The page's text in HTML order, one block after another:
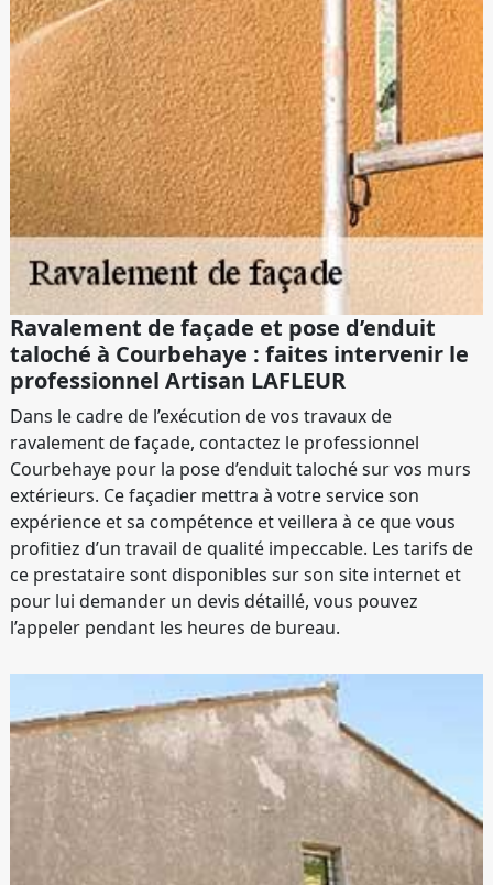
Ravalement de façade et pose d’enduit
taloché à Courbehaye : faites intervenir le
professionnel Artisan LAFLEUR
Dans le cadre de l’exécution de vos travaux de
ravalement de façade, contactez le professionnel
Courbehaye pour la pose d’enduit taloché sur vos murs
extérieurs. Ce façadier mettra à votre service son
expérience et sa compétence et veillera à ce que vous
profitiez d’un travail de qualité impeccable. Les tarifs de
ce prestataire sont disponibles sur son site internet et
pour lui demander un devis détaillé, vous pouvez
l’appeler pendant les heures de bureau.